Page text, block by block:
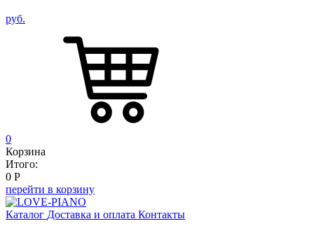
руб.
0
Корзина
Итого:
0 Р
перейти в корзину
Каталог Доставка и оплата Контакты